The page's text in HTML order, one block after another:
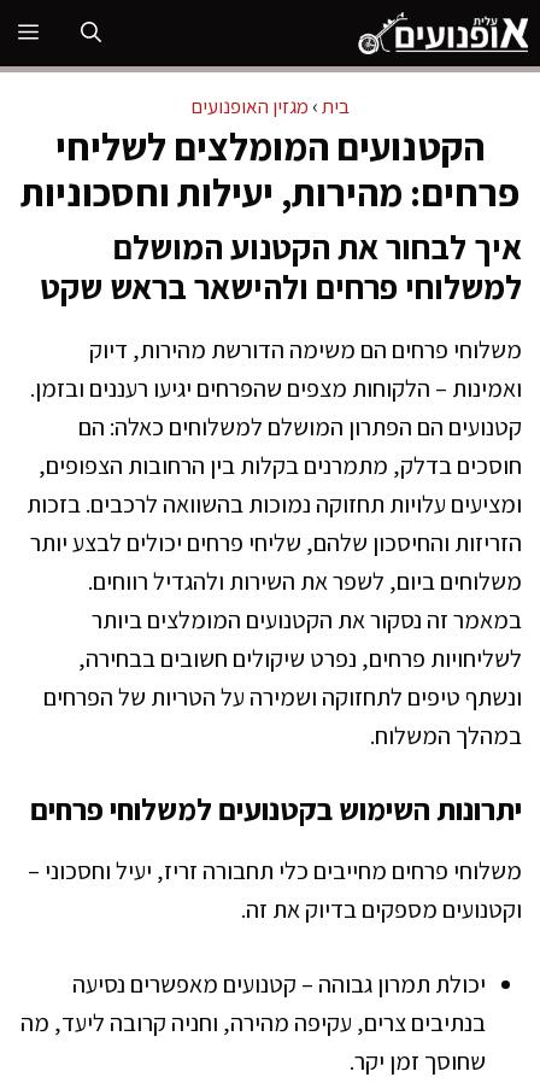
לדלג
לתוכן
בית› מגזין האופנועים
הקטנועים המומלצים לשליחי
פרחים: מהירות, יעילות וחסכוניות
איך לבחור את הקטנוע המושלם
למשלוחי פרחים ולהישאר בראש שקט
משלוחי פרחים הם משימה הדורשת מהירות, דיוק
ואמינות – הלקוחות מצפים שהפרחים יגיעו רעננים ובזמן.
קטנועים הם הפתרון המושלם למשלוחים כאלה: הם
חוסכים בדלק, מתמרנים בקלות בין הרחובות הצפופים,
ומציעים עלויות תחזוקה נמוכות בהשוואה לרכבים. בזכות
הזריזות והחיסכון שלהם, שליחי פרחים יכולים לבצע יותר
משלוחים ביום, לשפר את השירות ולהגדיל רווחים.
במאמר זה נסקור את הקטנועים המומלצים ביותר
לשליחויות פרחים, נפרט שיקולים חשובים בבחירה,
ונשתף טיפים לתחזוקה ושמירה על הטריות של הפרחים
במהלך המשלוח.
יתרונות השימוש בקטנועים למשלוחי פרחים
משלוחי פרחים מחייבים כלי תחבורה זריז, יעיל וחסכוני –
וקטנועים מספקים בדיוק את זה.
יכולת תמרון גבוהה – קטנועים מאפשרים נסיעה
בנתיבים צרים, עקיפה מהירה, וחניה קרובה ליעד, מה
שחוסך זמן יקר.